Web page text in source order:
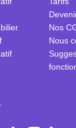
Nos
Nous